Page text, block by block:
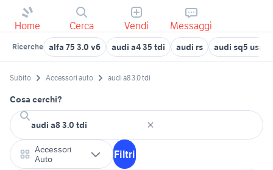
Home Cerca Vendi Messaggi
Ricerche alfa 75 3.0 v6 audi a4 35 tdi audi rs audi sq5 usata
Subito Accessori auto audi a8 3.0 tdi
Cosa cerchi?
Accessori
Auto
Filtri